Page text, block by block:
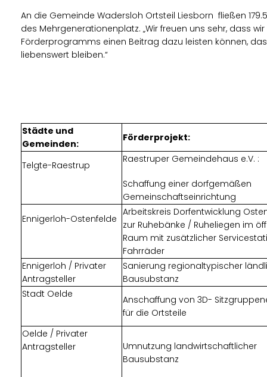
An die Gemeinde Wadersloh Ortsteil Liesborn fließen
des Mehrgenerationenplatz. „Wir freuen uns sehr, dass
Förderprogramms einen Beitrag dazu leisten können,
liebenswert bleiben.“
Städte und
Gemeinden:
Förderprojekt:
Telgte-Raestrup
Raestruper Gemeindehaus e.V. :
Schaffung einer dorfgemäßen
Gemeinschaftseinrichtung
Ennigerloh-Ostenfelde
Arbeitskreis Dorfentwicklung
zur Ruhebänke / Ruheliegen im
Raum mit zusätzlicher
Fahrräder
Ennigerloh / Privater
Antragsteller
Sanierung regionaltypischer
Bausubstanz
Stadt Oelde
Anschaffung von 3D-
für die Ortsteile
Oelde / Privater
Antragsteller
Umnutzung landwirtschaftlicher
Bausubstanz